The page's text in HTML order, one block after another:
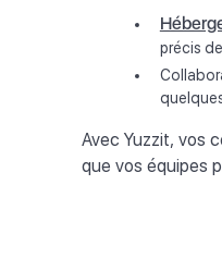
précis
Avec Yuzzit, vos
que vos équipes